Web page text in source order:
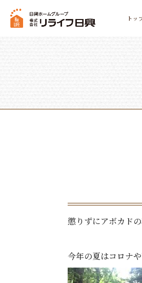
トッ
懲りずにアボカド
今年の夏はコロナ